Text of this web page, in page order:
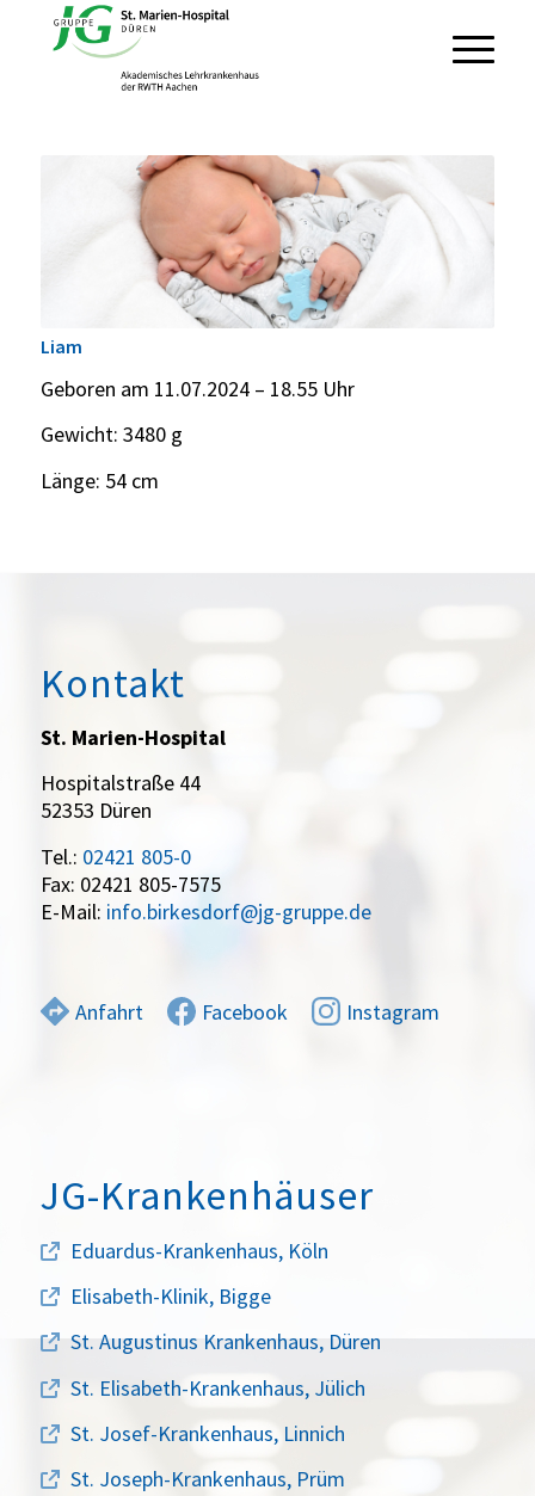
Liam
Geboren am 11.07.2024 – 18.55 Uhr
Gewicht: 3480 g
Länge: 54 cm
Kontakt
St. Marien-Hospital
Hospitalstraße 44
52353 Düren
Tel.: 02421 805-0
Fax: 02421 805-7575
E-Mail: info.birkesdorf@jg-gruppe.de
Anfahrt Facebook Instagram
JG-Krankenhäuser
Eduardus-Krankenhaus, Köln
Elisabeth-Klinik, Bigge
St. Augustinus Krankenhaus, Düren
St. Elisabeth-Krankenhaus, Jülich
St. Josef-Krankenhaus, Linnich
St. Joseph-Krankenhaus, Prüm